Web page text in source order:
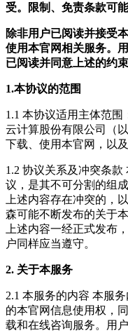
受。限制、免责条款可
除非用户已阅读并接受
使用本官网相关服务。
已阅读并同意上述的约束
1.本协议的范围
1.1 本协议适用主体范
云计算股份有限公司（
下载、使用本官网，以
1.2 协议关系及冲突条
议，是其不可分割的组
上述内容存在冲突的，
森可能不断发布的关于
上述内容一经正式发布
户同样应当遵守。
2. 关于本服务
2.1 本服务的内容 本服
的本官网信息使用权，
载和在线咨询服务。用